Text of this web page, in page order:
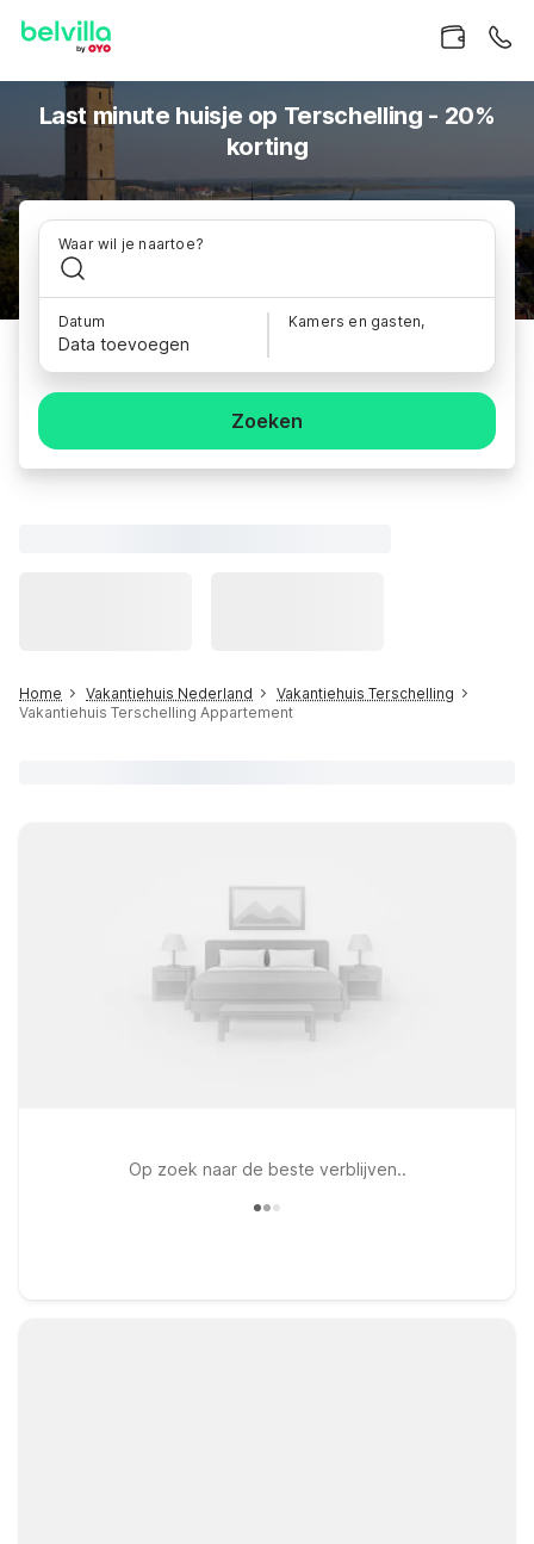
Last minute huisje op Terschelling - 20%
korting
Waar wil je naartoe?
Datum
Data toevoegen
Kamers en gasten,
Zoeken
Home Vakantiehuis Nederland
Vakantiehuis Terschelling
Vakantiehuis Terschelling Appartement
Op zoek naar de beste verblijven..